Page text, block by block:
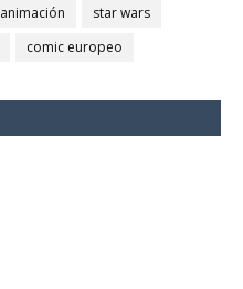
animación
star wars
comic europeo